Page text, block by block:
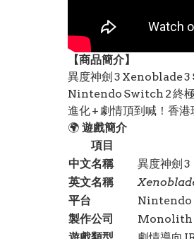
【商品簡介】
異度神劍 3 Xenoblade 3
Nintendo Switch 2 終極
進化 + 劇情頂到喊！香港
🌍 遊戲簡介
項目
中文名稱
異度神劍 3
英文名稱
平台
Nintendo
製作公司
Monolith